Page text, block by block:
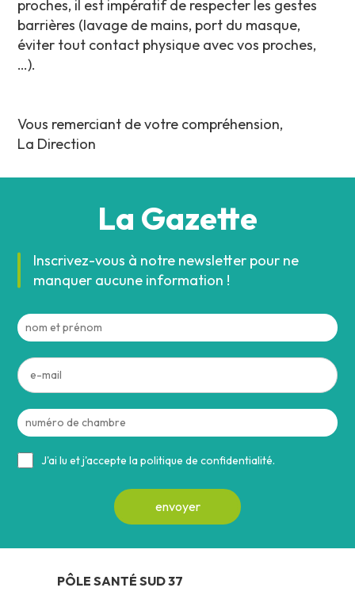
proches, il est impératif de respecter les gestes
barrières (lavage de mains, port du masque,
éviter tout contact physique avec vos proches,
…).
Vous remerciant de votre compréhension,
La Direction
La Gazette
Inscrivez-vous à notre newsletter pour ne
manquer aucune information !
J'ai lu et j'accepte la politique de confidentialité.
PÔLE SANTÉ SUD 37